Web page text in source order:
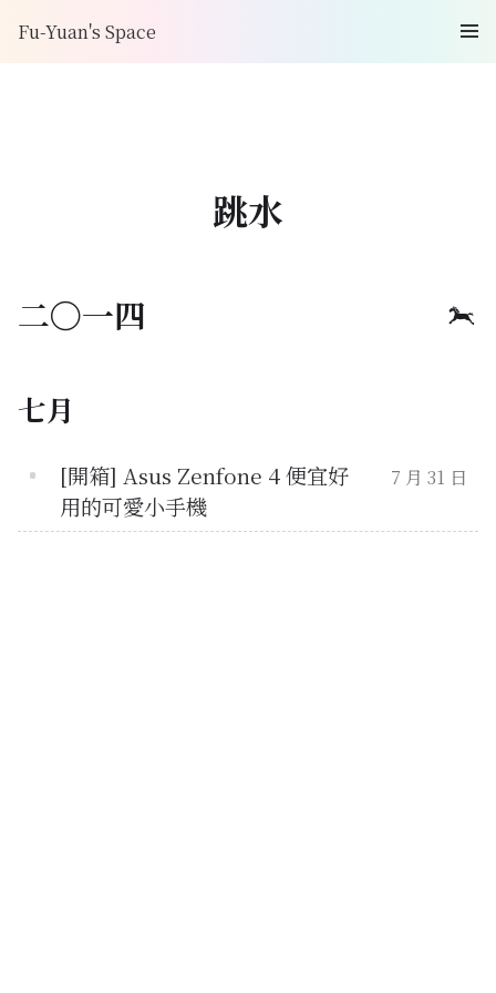
Fu-Yuan's Space
跳水
二〇一四
七月
[開箱] Asus Zenfone 4 便宜好
用的可愛小手機
7 月 31 日